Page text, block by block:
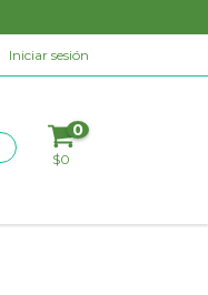
Iniciar sesión
0
$0